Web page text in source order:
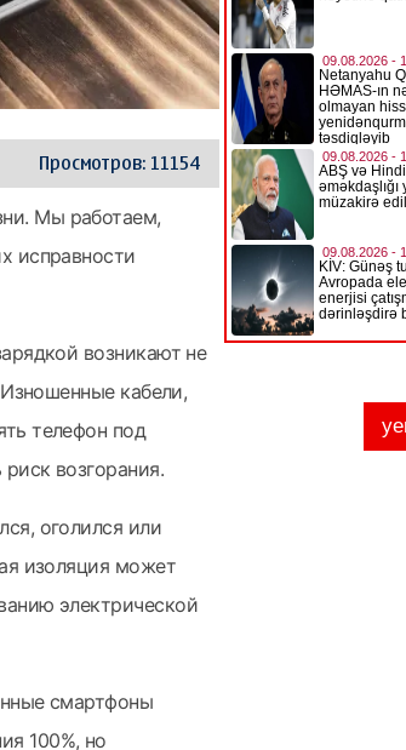
Просмотров: 11154
Мы работаем,
исправности
возникают не
кабели,
телефон под
возгорания.
оголился или
изоляция может
электрической
смартфоны
100%, но